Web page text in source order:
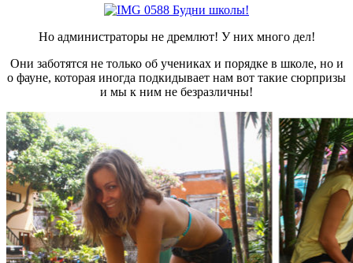
Но администраторы не дремлют! У них много дел!
Они заботятся не только об учениках и порядке в школе, но и
о фауне, которая иногда подкидывает нам вот такие сюрпризы
и мы к ним не безразличны!